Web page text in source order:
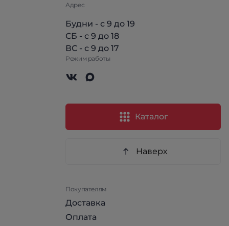
Адрес
Будни - с 9 до 19
СБ - с 9 до 18
ВС - с 9 до 17
Режим работы
Каталог
Наверх
Покупателям
Доставка
Оплата